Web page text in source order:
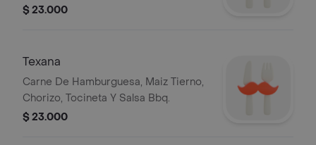
Guacamole Y Jalapenos.
$ 23.000
Texana
Carne De Hamburguesa, Maiz Tierno,
Chorizo, Tocineta Y Salsa Bbq.
$ 23.000